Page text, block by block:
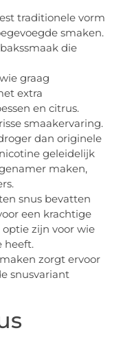
traditionele vorm
smaken.
die
graag
extra
en citrus.
smaakervaring.
dan originele
geleidelijk
maken,
snus bevatten
een krachtige
zijn voor wie
heeft.
zorgt ervoor
snusvariant